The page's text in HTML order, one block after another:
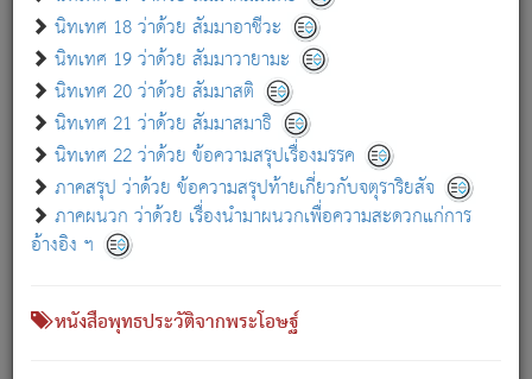
นิทเทศ 18 ว่าด้วย สัมมาอาชีวะ
นิทเทศ 19 ว่าด้วย สัมมาวายามะ
นิทเทศ 20 ว่าด้วย สัมมาสติ
นิทเทศ 21 ว่าด้วย สัมมาสมาธิ
นิทเทศ 22 ว่าด้วย ข้อความสรุปเรื่องมรรค
ภาคสรุป ว่าด้วย ข้อความสรุปท้ายเกี่ยวกับจตุราริยสัจ
ภาคผนวก ว่าด้วย เรื่องนำมาผนวกเพื่อความสะดวกแก่การ
อ้างอิง ฯ
หนังสือพุทธประวัติจากพระโอษฐ์
หนังสือที่เกี่ยวข้อง